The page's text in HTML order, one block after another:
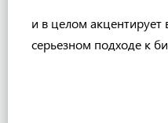
и в целом
серьезном подходе к